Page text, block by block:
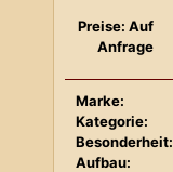
Preise: Auf
Anfrage
Marke:
Kategorie:
Besonderheit:
Aufbau: